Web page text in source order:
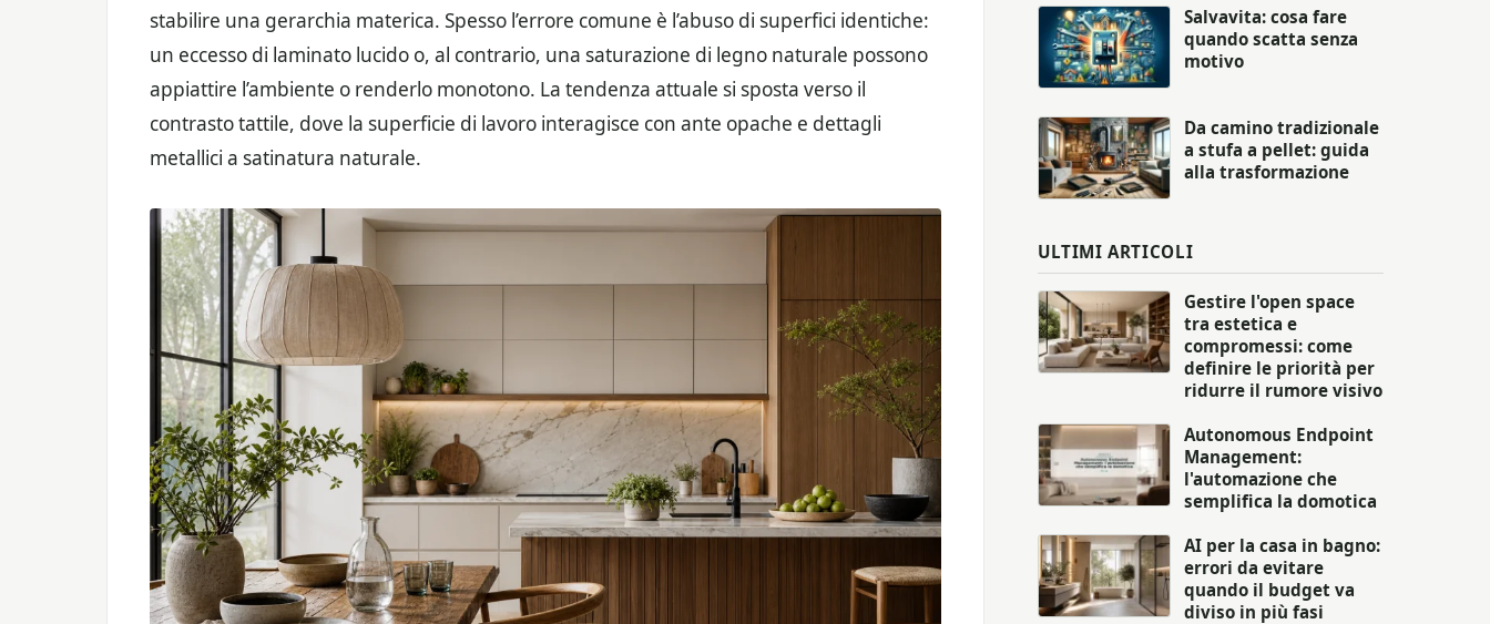
stabilire una gerarchia materica. Spesso l’errore comune è l’abuso di superfici identiche:
un eccesso di laminato lucido o, al contrario, una saturazione di legno naturale possono
appiattire l’ambiente o renderlo monotono. La tendenza attuale si sposta verso il
contrasto tattile, dove la superficie di lavoro interagisce con ante opache e dettagli
metallici a satinatura naturale.
Salvavita: cosa fare
quando scatta senza
motivo
Da camino tradizionale
a stufa a pellet: guida
alla trasformazione
ULTIMI ARTICOLI
Gestire l'open space
tra estetica e
compromessi: come
definire le priorità per
ridurre il rumore visivo
Autonomous Endpoint
Management:
l'automazione che
semplifica la domotica
AI per la casa in bagno:
errori da evitare
quando il budget va
diviso in più fasi